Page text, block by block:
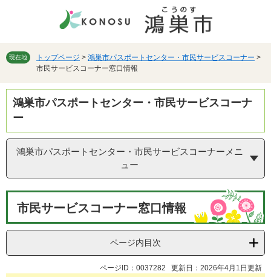
先
す。
を
文
現在地 トップページ > 鴻巣市パスポートセンター・市民サービスコーナー >
市民サービスコーナー窓口情報
鴻巣市パスポートセンター・市民サービスコーナ
ー
鴻巣市パスポートセンター・市民サービスコーナーメニ
ュー
市民サービスコーナー窓口情報
ページ内目次
ページID：0037282 更新日：2026年4月1日更新